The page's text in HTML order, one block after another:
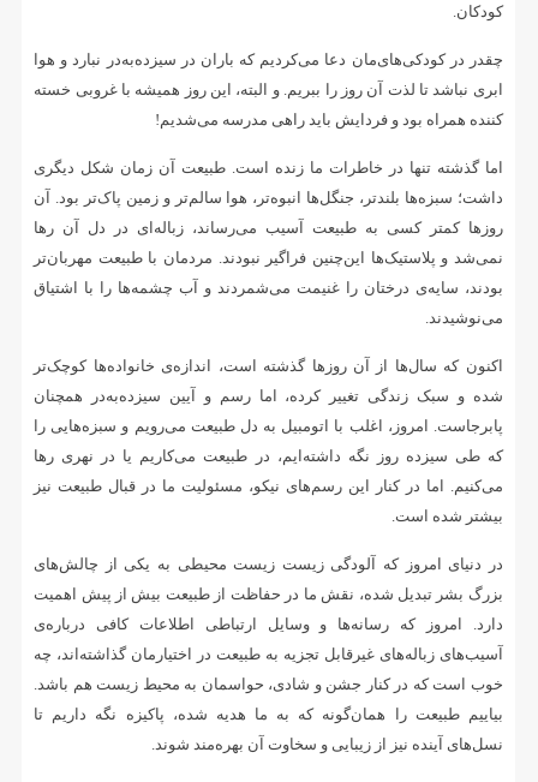
کودکان.
چقدر در کودکی‌های‌مان دعا می‌کردیم که باران در سیزده‌به‌در نبارد و هوا
ابری نباشد تا لذت آن روز را ببریم. و البته، این روز همیشه با غروبی خسته
کننده همراه بود و فردایش باید راهی مدرسه می‌شدیم!
اما گذشته تنها در خاطرات ما زنده است. طبیعت آن زمان شکل دیگری
داشت؛ سبزه‌ها بلندتر، جنگل‌ها انبوه‌تر، هوا سالم‌تر و زمین پاک‌تر بود. آن
روزها کمتر کسی به طبیعت آسیب می‌رساند، زباله‌ای در دل آن رها
نمی‌شد و پلاستیک‌ها این‌چنین فراگیر نبودند. مردمان با طبیعت مهربان‌تر
بودند، سایه‌ی درختان را غنیمت می‌شمردند و آب چشمه‌ها را با اشتیاق
می‌نوشیدند.
اکنون که سال‌ها از آن روزها گذشته است، اندازه‌ی خانواده‌ها کوچک‌تر
شده و سبک زندگی تغییر کرده، اما رسم و آیین سیزده‌به‌در همچنان
پابرجاست. امروز، اغلب با اتومبیل به دل طبیعت می‌رویم و سبزه‌هایی را
که طی سیزده روز نگه داشته‌ایم، در طبیعت می‌کاریم یا در نهری رها
می‌کنیم. اما در کنار این رسم‌های نیکو، مسئولیت ما در قبال طبیعت نیز
بیشتر شده است.
در دنیای امروز که آلودگی زیست زیست محیطی به یکی از چالش‌های
بزرگ بشر تبدیل شده، نقش ما در حفاظت از طبیعت بیش از پیش اهمیت
دارد. امروز که رسانه‌ها و وسایل ارتباطی اطلاعات کافی درباره‌ی
آسیب‌های زباله‌های غیرقابل تجزیه به طبیعت در اختیارمان گذاشته‌اند، چه
خوب است که در کنار جشن و شادی، حواسمان به محیط زیست هم باشد.
بیاییم طبیعت را همان‌گونه که به ما هدیه شده، پاکیزه نگه داریم تا
نسل‌های آینده نیز از زیبایی و سخاوت آن بهره‌مند شوند.